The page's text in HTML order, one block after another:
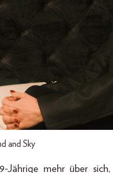
and Sky
Jährige mehr über